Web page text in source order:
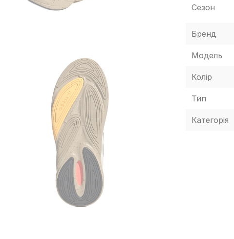
Сезон
Бренд
Модель
Колір
Тип
Категорія